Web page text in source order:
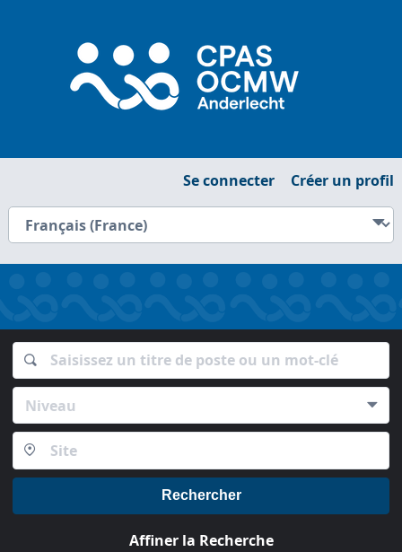
Se connecter Créer un profil
Niveau
Rechercher
Affiner la Recherche